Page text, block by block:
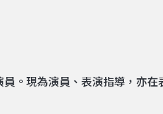
。現為演員、表演指導，亦